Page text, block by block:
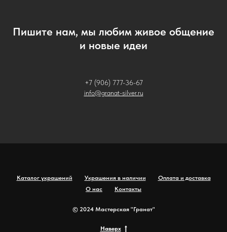
Пишите нам, мы любим живое общение
и новые идеи
+7 (906) 777-36-67
info@granat-silver.ru
Каталог украшений Украшения в наличии
Оплата и доставка
О нас
Контакты
© 2024 Мастерская "Гранат"
Наверх